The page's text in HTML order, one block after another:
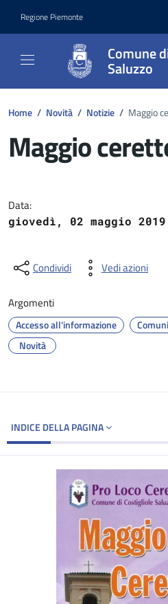
Regione Piemonte
Comune
Saluzzo
Home / Novità / Notizie / Maggio
Maggio
Data:
giovedì, 02 maggio 2019
Condividi Vedi azioni
Argomenti
Accesso all'informazione
Novità
INDICE DELLA PAGINA